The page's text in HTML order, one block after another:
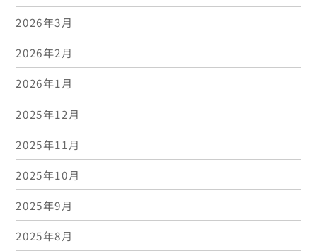
2026年3月
2026年2月
2026年1月
2025年12月
2025年11月
2025年10月
2025年9月
2025年8月